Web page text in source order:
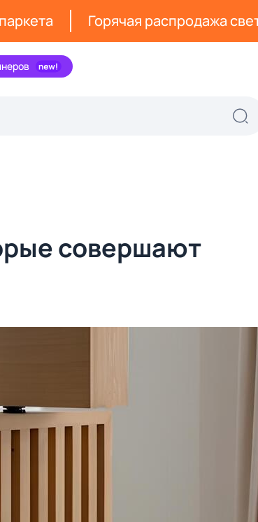
Горячая распродажа
совершают